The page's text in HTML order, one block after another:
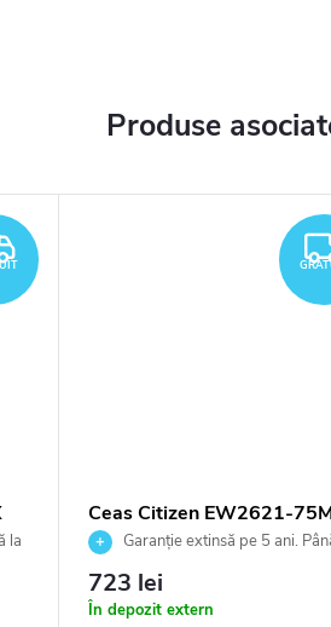
Produse
GRATUIT
la
Ceas Citizen EW2621-
Garanție extinsă pe 5 ani.
100 de zile pentru returnarea
bunurilor. Vânzător autorizat
723 lei
În depozit extern